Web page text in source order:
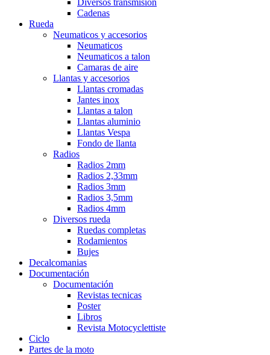
Cadenas
Rueda
Neumaticos y accesorios
Neumaticos
Neumaticos a talon
Camaras de aire
Llantas y accesorios
Llantas cromadas
Jantes inox
Llantas a talon
Llantas aluminio
Llantas Vespa
Fondo de llanta
Radios
Radios 2mm
Radios 2,33mm
Radios 3mm
Radios 3,5mm
Radios 4mm
Diversos rueda
Ruedas completas
Rodamientos
Bujes
Decalcomanias
Documentación
Documentación
Revistas tecnicas
Poster
Libros
Revista Motocyclettiste
Ciclo
Partes de la moto